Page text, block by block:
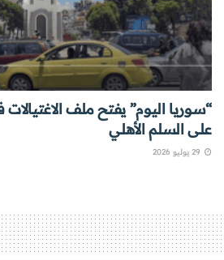
“سوريا اليوم” يفتح ملف
على السلم الأهلي